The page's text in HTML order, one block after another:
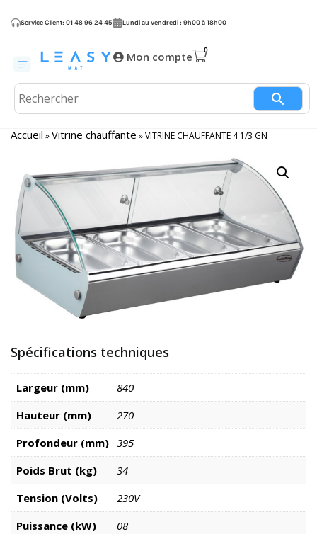
Service Client: 01 48 96 24 45 Lundi au vendredi : 9h00 à 18h00
Mon compte
Accueil »Vitrine chauffante »VITRINE CHAUFFANTE 4 1/3 GN
Spécifications techniques
Largeur (mm)
840
Hauteur (mm)
270
Profondeur (mm) 395
Poids Brut (kg)
34
Tension (Volts)
230V
Puissance (kW)
08